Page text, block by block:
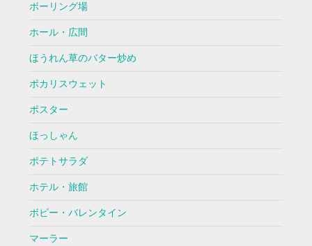
ボーリング場
ホール・広間
ほうれん草のバター炒め
ポカリスウェット
ポスター
ほっしゃん
ポテトサラダ
ホテル・旅館
ボビー・バレンタイン
マーラー